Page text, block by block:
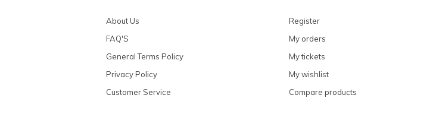
About Us
FAQ'S
General Terms Policy
Privacy Policy
Customer Service
Register
My orders
My tickets
My wishlist
Compare products